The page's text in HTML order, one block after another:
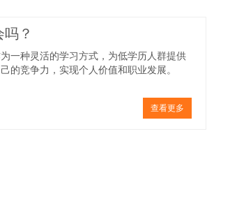
？
一种灵活的学习方式，为低学历人群提供
的竞争力，实现个人价值和职业发展。
查看更多